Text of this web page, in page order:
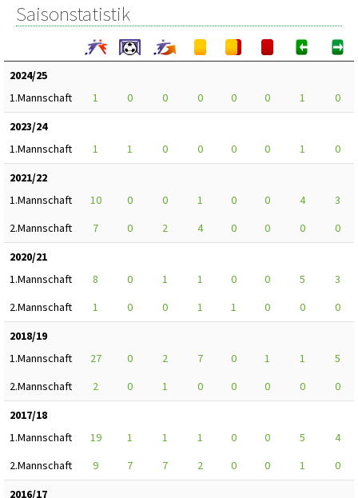
Saisonstatistik
2024/25
1.Mannschaft
1 0 0 0 0 0 1
0
2023/24
1.Mannschaft
1 1 0 0 0 0 1
0
2021/22
1.Mannschaft
10 0 0 1 0 0 4
3
2.Mannschaft
7 0 2 4 0 0 0
0
2020/21
1.Mannschaft
8 0 1 1 0 0 5
3
2.Mannschaft
1 0 0 1 1 0 0
0
2018/19
1.Mannschaft
27 0 2 7 0 1 1
5
2.Mannschaft
2 0 1 0 0 0 0
0
2017/18
1.Mannschaft
19 1 1 1 0 0 5
4
2.Mannschaft
9 7 7 2 0 0 1
0
2016/17